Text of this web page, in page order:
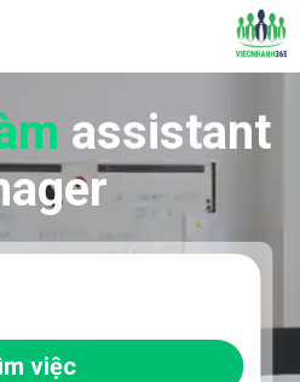
assistant
việc